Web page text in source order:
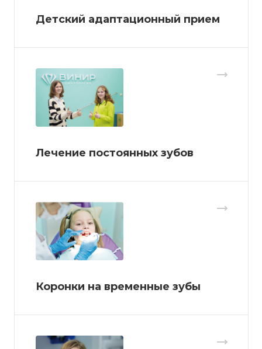
Детский адаптационный прием
Лечение постоянных зубов
Коронки на временные зубы